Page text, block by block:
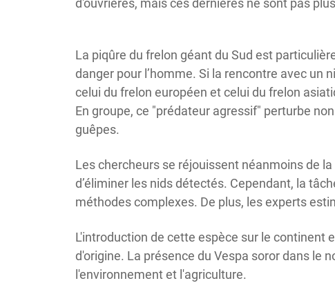
d'ouvrières, mais ces dernières ne sont pas
La piqûre du frelon géant du Sud est
danger pour l’homme. Si la rencontre avec un
celui du frelon européen et celui du frelon
En groupe, ce "prédateur agressif" perturbe
guêpes.
Les chercheurs se réjouissent néanmoins de
d’éliminer les nids détectés. Cependant, la
méthodes complexes. De plus, les experts
L'introduction de cette espèce sur le continent
d'origine. La présence du Vespa soror dans le
l'environnement et l'agriculture.